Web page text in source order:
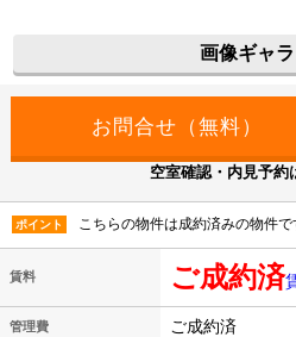
画像ギャ
空室確認・内見予約
ポイント こちらの物件は成約済みの物件で
賃料 ご成約済
管理費 ご成約済